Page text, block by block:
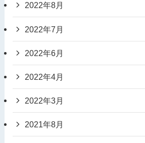
2022年8月
2022年7月
2022年6月
2022年4月
2022年3月
2021年8月